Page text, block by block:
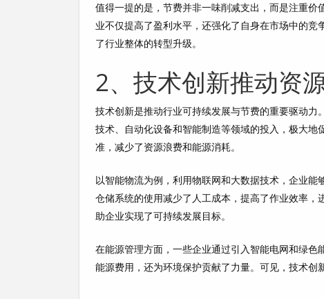
值得一提的是，节费并非一味削减支出，而是注重
业不仅提高了盈利水平，还强化了自身在市场中的
了行业整体的转型升级。
2、技术创新推动资
技术创新是推动行业可持续发展与节费的重要驱动
技术、自动化设备和智能制造等领域的投入，极大
准，减少了资源浪费和能源消耗。
以智能物流为例，利用物联网和大数据技术，企业
仓储系统的使用减少了人工成本，提高了作业效率
助企业实现了可持续发展目标。
在能源管理方面，一些企业通过引入智能电网和绿
能源费用，还为环境保护贡献了力量。可见，技术创